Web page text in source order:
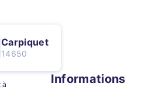
Carpiquet
14650
Informations